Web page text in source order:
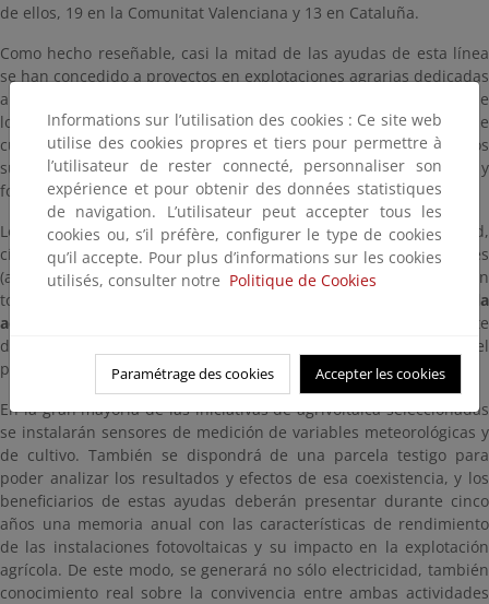
de ellos, 19 en la Comunitat Valenciana y 13 en Cataluña.
Como hecho reseñable, casi la mitad de las ayudas de esta línea
se han concedido a proyectos en explotaciones agrarias dedicadas
a cultivos arbóreos como olivar y frutales, entre otros, en los que
los paneles fotovoltaicos descansan sobre estructuras a más de
cuatro metros de altura. El resto se destina a los otros dos
subprogramas, de fotovoltaica con cultivo intercalado y
fotovoltaica sobre estructuras de dos a cuatro metros de altura.
Los cultivos implicados son de tipología variada: cereal, olivo, vid,
cítricos y frutales, aromáticas, forrajeros, hortícolas, tropicales
(aguacate, pitahaya), setas de cardo y trufa, herbáceos, etc. En
todos los casos se trata de un
uso del suelo compatible con la
actividad agraria principal. Según las bases
, cuando el solicitante
de la ayuda y promotor del proyecto no era el propio agricultor, el
proyecto debía incluir un acuerdo firmado entre ambas partes.
En la gran mayoría de las iniciativas de agrivoltaica seleccionadas
se instalarán sensores de medición de variables meteorológicas y
de cultivo. También se dispondrá de una parcela testigo para
poder analizar los resultados y efectos de esa coexistencia, y los
beneficiarios de estas ayudas deberán presentar durante cinco
años una memoria anual con las características de rendimiento
de las instalaciones fotovoltaicas y su impacto en la explotación
agrícola. De este modo, se generará no sólo electricidad, también
conocimiento real sobre la convivencia entre ambas actividades
Informations sur l’utilisation des cookies : Ce site web
utilise des cookies propres et tiers pour permettre à
l’utilisateur de rester connecté, personnaliser son
expérience et pour obtenir des données statistiques
de navigation. L’utilisateur peut accepter tous les
cookies ou, s’il préfère, configurer le type de cookies
qu’il accepte. Pour plus d’informations sur les cookies
utilisés, consulter notre Politique de Cookies
Paramétrage des cookies Accepter les cookies